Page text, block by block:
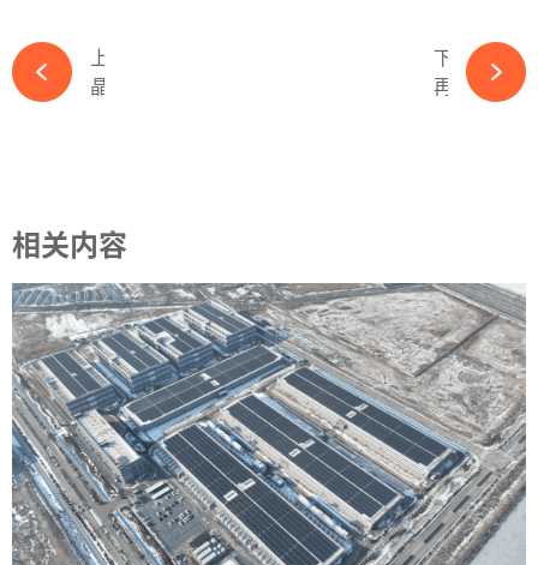
下一篇
再加码！华东重机拟在安徽亳州建立第二个10GW高效太阳能电池片基地-365wm完美体育官网
相关内容